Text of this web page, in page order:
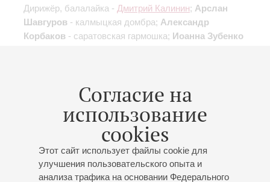
Согласие на
использование
cookies
Этот сайт использует файлы cookie для
улучшения пользовательского опыта и
анализа трафика на основании Федерального
Дирижёр, балалайка - Дмитрий Калинин; Арслан
Шавгуров - калмыцкая домбра; Александр
Корбаков - саратовская гармошка; Иоанна Зубенко
для калмыцкой домбры, Концерт для калмыцкой
домбры с оркестром; Калинин: Концертная
фантазия на тему русской народной песни
Тихонов: Две мелодии Северной Осетии;
Шаханов: Баллада, «Сивка-бурка», концерт для
гуслей с оркестром (II и III части);Юлдашев
Кызы», «Легенда о журавлях»;Лямкин: Парафраз